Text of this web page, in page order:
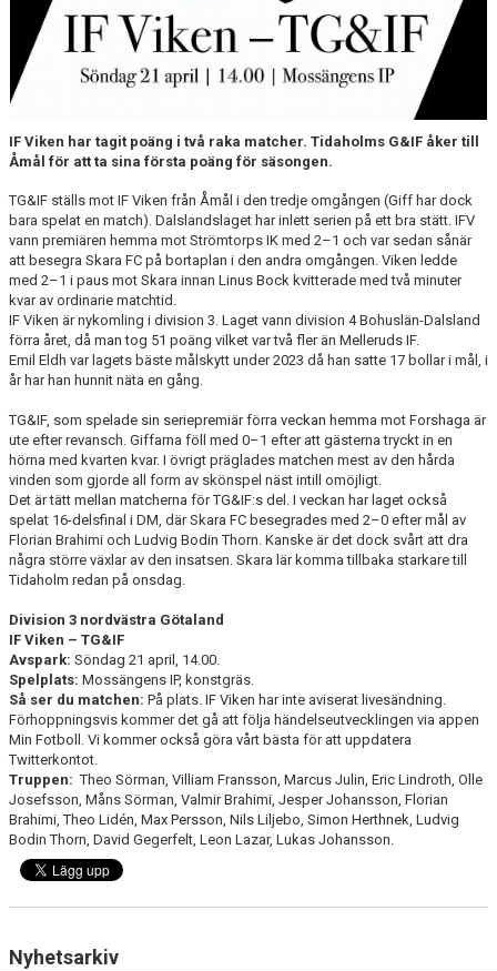
CUPER ARBETSBESKRIVNING
PLANSCHEMA
IF Viken har tagit poäng i två raka matcher. Tidaholms G&IF åker till
Åmål för att ta sina första poäng för säsongen.
TG&IF ställs mot IF Viken från Åmål i den tredje omgången (Giff har dock
bara spelat en match). Dalslandslaget har inlett serien på ett bra stätt. IFV
vann premiären hemma mot Strömtorps IK med 2–1 och var sedan sånär
att besegra Skara FC på bortaplan i den andra omgången. Viken ledde
med 2–1 i paus mot Skara innan Linus Bock kvitterade med två minuter
kvar av ordinarie matchtid.
IF Viken är nykomling i division 3. Laget vann division 4 Bohuslän-Dalsland
förra året, då man tog 51 poäng vilket var två fler än Melleruds IF.
Emil Eldh var lagets bäste målskytt under 2023 då han satte 17 bollar i mål, i
år har han hunnit näta en gång.
TG&IF, som spelade sin seriepremiär förra veckan hemma mot Forshaga är
ute efter revansch. Giffarna föll med 0–1 efter att gästerna tryckt in en
hörna med kvarten kvar. I övrigt präglades matchen mest av den hårda
vinden som gjorde all form av skönspel näst intill omöjligt.
Det är tätt mellan matcherna för TG&IF:s del. I veckan har laget också
spelat 16-delsfinal i DM, där Skara FC besegrades med 2–0 efter mål av
Florian Brahimi och Ludvig Bodin Thorn. Kanske är det dock svårt att dra
några större växlar av den insatsen. Skara lär komma tillbaka starkare till
Tidaholm redan på onsdag.
Division 3 nordvästra Götaland
IF Viken – TG&IF
Avspark: Söndag 21 april, 14.00.
Spelplats: Mossängens IP, konstgräs.
Så ser du matchen: På plats. IF Viken har inte aviserat livesändning.
Förhoppningsvis kommer det gå att följa händelseutvecklingen via appen
Min Fotboll. Vi kommer också göra vårt bästa för att uppdatera
Twitterkontot.
Truppen: Theo Sörman, Villiam Fransson, Marcus Julin, Eric Lindroth, Olle
Josefsson, Måns Sörman, Valmir Brahimi, Jesper Johansson, Florian
Brahimi, Theo Lidén, Max Persson, Nils Liljebo, Simon Herthnek, Ludvig
Bodin Thorn, David Gegerfelt, Leon Lazar, Lukas Johansson.
Nyhetsarkiv